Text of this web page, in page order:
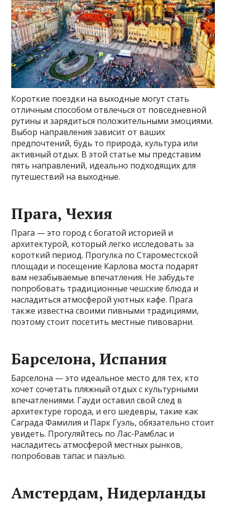
Короткие поездки на выходные могут стать
отличным способом отвлечься от повседневной
рутины и зарядиться положительными эмоциями.
Выбор направления зависит от ваших
предпочтений, будь то природа, культура или
активный отдых. В этой статье мы представим
пять направлений, идеально подходящих для
путешествий на выходные.
Прага, Чехия
Прага — это город с богатой историей и
архитектурой, который легко исследовать за
короткий период. Прогулка по Староместской
площади и посещение Карлова моста подарят
вам незабываемые впечатления. Не забудьте
попробовать традиционные чешские блюда и
насладиться атмосферой уютных кафе. Прага
также известна своими пивными традициями,
поэтому стоит посетить местные пивоварни.
Барселона, Испания
Барселона — это идеальное место для тех, кто
хочет сочетать пляжный отдых с культурными
впечатлениями. Гауди оставил свой след в
архитектуре города, и его шедевры, такие как
Саграда Фамилия и Парк Гуэль, обязательно стоит
увидеть. Прогуляйтесь по Лас-Рамблас и
насладитесь атмосферой местных рынков,
попробовав тапас и паэлью.
Амстердам, Нидерланды